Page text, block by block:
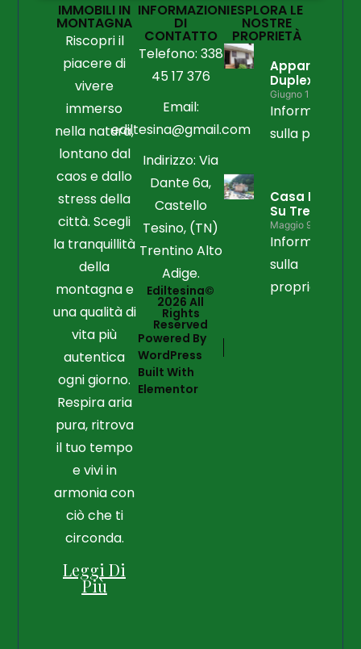
IMMOBILI IN
MONTAGNA
Riscopri il
piacere di
vivere
immerso
nella natura,
lontano dal
caos e dallo
stress della
città. Scegli
la tranquillità
della
montagna e
una qualità di
vita più
autentica
ogni giorno.
Respira aria
pura, ritrova
il tuo tempo
e vivi in
armonia con
ciò che ti
circonda.
Leggi Di
Più
INFORMAZIONI
DI
CONTATTO
Telefono: 338
45 17 376
Email:
ediltesina@gmail.com
Indirizzo: Via
Dante 6a,
Castello
Tesino, (TN)
Trentino Alto
Adige.
Ediltesina©
2026 All
Rights
Reserved
Powered By
WordPress
Built With
Elementor
ESPLORA LE
NOSTRE
PROPRIETÀ
Duplex
Giugno 15, 2026
Informazioni
sulla
Casa Libera
Su Tre Lati
Maggio 9, 2026
Informazioni
sulla
proprietà